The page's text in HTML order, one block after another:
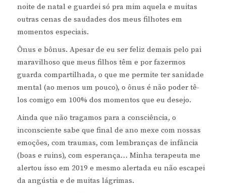
noite de natal e guardei só pra mim aquela e muitas
outras cenas de saudades dos meus filhotes em
momentos especiais.
Ônus e bônus. Apesar de eu ser feliz demais pelo pai
maravilhoso que meus filhos têm e por fazermos
guarda compartilhada, o que me permite ter sanidade
mental (ao menos um pouco), o ônus é não poder tê-
los comigo em 100% dos momentos que eu desejo.
Ainda que não tragamos para a consciência, o
inconsciente sabe que final de ano mexe com nossas
emoções, com traumas, com lembranças de infância
(boas e ruins), com esperança… Minha terapeuta me
alertou isso em 2019 e mesmo alertada eu não escapei
da angústia e de muitas lágrimas.